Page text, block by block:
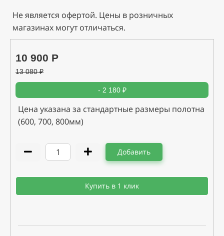
Не является офертой. Цены в розничных
магазинах могут отличаться.
10 900 Р
13 080₽
- 2 180 ₽
Цена указана за стандартные размеры полотна
(600, 700, 800мм)
Добавить
Купить в 1 клик